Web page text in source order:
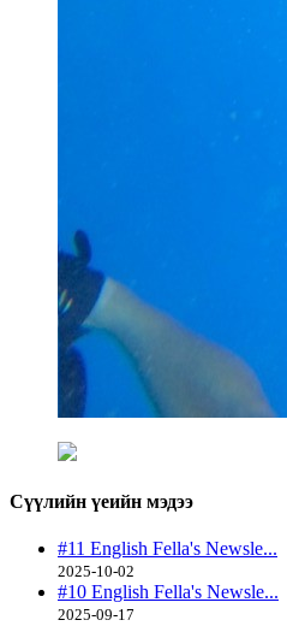
Сүүлийн үеийн мэдээ
#11 English Fella's Newsle...
2025-10-02
#10 English Fella's Newsle...
2025-09-17